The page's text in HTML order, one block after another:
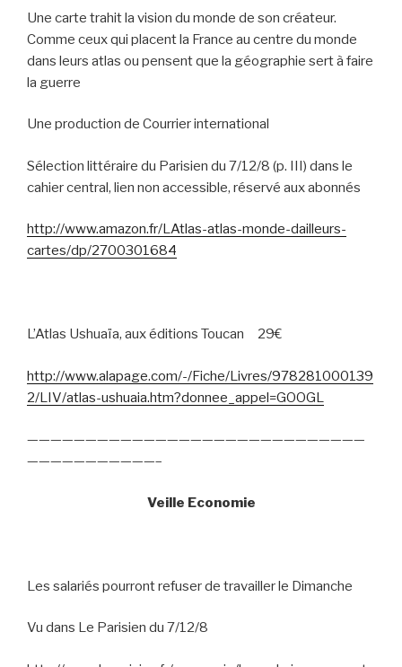
Une carte trahit la vision du monde de son créateur.
Comme ceux qui placent la France au centre du monde
dans leurs atlas ou pensent que la géographie sert à faire
la guerre
Une production de Courrier international
Sélection littéraire du Parisien du 7/12/8 (p. III) dans le
cahier central, lien non accessible, réservé aux abonnés
http://www.amazon.fr/LAtlas-atlas-monde-dailleurs-
cartes/dp/2700301684
L’Atlas Ushuaïa, aux éditions Toucan 29€
http://www.alapage.com/-/Fiche/Livres/978281000139
2/LIV/atlas-ushuaia.htm?donnee_appel=GOOGL
—————————————————————————————
———————————–
Veille Economie
Les salariés pourront refuser de travailler le Dimanche
Vu dans Le Parisien du 7/12/8